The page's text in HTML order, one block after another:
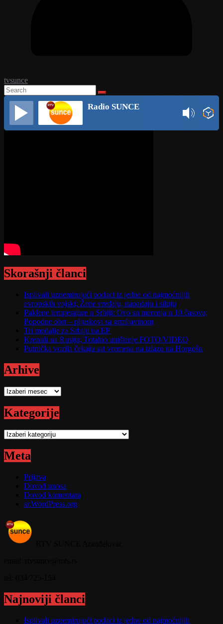
tvsunce
Radio SUNCE
Skorašnji članci
Isplivali uznemirujući podaci iz jedne od najmoćnijih
evropskih vojski; Žene vređaju, napadaju i siluju
Paklene temperature u Srbiji: Ovo su merenja u 10 časova;
Popodne obrt – pljuskovi sa grmljavinom
Tri medalje za Srbiju na EP
Krenuli na Rusiju; Totalno uništenje FOTO/VIDEO
Putnička vozila čekaju sat vremena na izlazu na Horgošu
Arhive
Arhive
Kategorije
Kategorije
Meta
Prijava
Dovod unosa
Dovod komentara
sr.WordPress.org
Najnoviji članci
Isplivali uznemirujući podaci iz jedne od najmoćnijih